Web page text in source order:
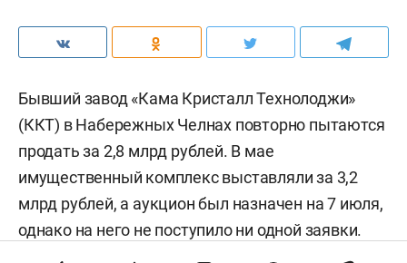
Бывший завод «Кама Кристалл Технолоджи»
(ККТ) в Набережных Челнах повторно пытаются
продать за 2,8 млрд рублей. В мае
имущественный комплекс выставляли за 3,2
млрд рублей, а аукцион был назначен на 7 июля,
однако на него не поступило ни одной заявки.
После этого начальную цену снизили примерно